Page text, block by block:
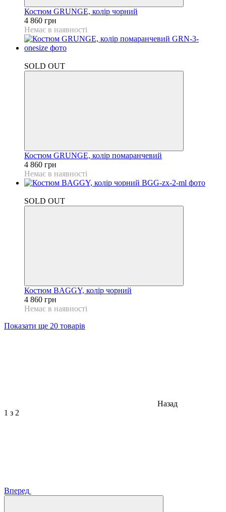
Костюм GRUNGE, колір чорний
4 860 грн
Немає в наявності
SOLD OUT
Костюм GRUNGE, колір помаранчевий
4 860 грн
Немає в наявності
SOLD OUT
Костюм BAGGY, колір чорний
4 860 грн
Немає в наявності
Показати ще 20 товарів
Назад
1 з 2
Вперед